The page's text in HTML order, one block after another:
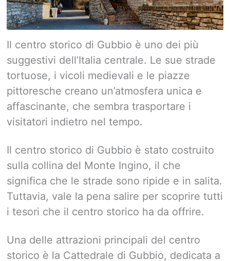
Il centro storico di Gubbio è uno dei più
suggestivi dell’Italia centrale. Le sue strade
tortuose, i vicoli medievali e le piazze
pittoresche creano un’atmosfera unica e
affascinante, che sembra trasportare i
visitatori indietro nel tempo.
Il centro storico di Gubbio è stato costruito
sulla collina del Monte Ingino, il che
significa che le strade sono ripide e in salita.
Tuttavia, vale la pena salire per scoprire tutti
i tesori che il centro storico ha da offrire.
Una delle attrazioni principali del centro
storico è la Cattedrale di Gubbio, dedicata a